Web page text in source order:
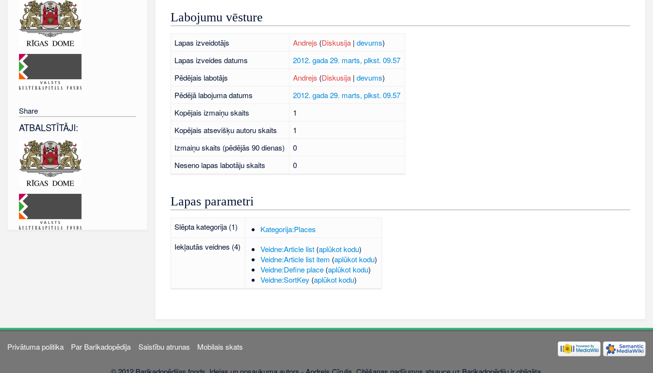
Labojumu vēsture
Lapas izveidotājs Andrejs (Diskusija |devums)
Lapas izveides datums
2012. gada 29. marts, plkst. 09.57
Pēdējais labotājs
Andrejs (Diskusija |devums)
Pēdējā labojuma datums
2012. gada 29. marts, plkst. 09.57
Kopējais izmaiņu skaits
1
Kopējais atsevišķu autoru skaits
1
Izmaiņu skaits (pēdējās 90 dienas)
0
Neseno lapas labotāju skaits
0
Lapas parametri
Slēpta kategorija (1)
Kategorija:Places
Iekļautās veidnes (4)
Veidne:Article list (aplūkot kodu)
Veidne:Article list item (aplūkot kodu)
Veidne:Define place (aplūkot kodu)
Veidne:SortKey (aplūkot kodu)
Share
ATBALSTĪTĀJI:
Privātuma politika Par Barikadopēdija Saistību atrunas Mobilais skats